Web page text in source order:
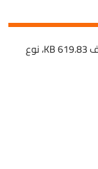
انقر هنا (حجم الملف 619.83 KB، نوع